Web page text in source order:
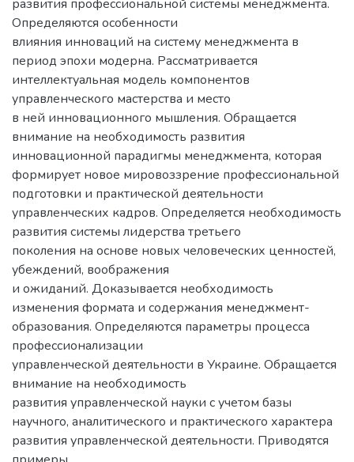
развития профессиональной системы менеджмента.
Определяются особенности
влияния инноваций на систему менеджмента в
период эпохи модерна. Рассматривается
интеллектуальная модель компонентов
управленческого мастерства и место
в ней инновационного мышления. Обращается
внимание на необходимость развития
инновационной парадигмы менеджмента, которая
формирует новое мировоззрение профессиональной
подготовки и практической деятельности
управленческих кадров. Определяется необходимость
развития системы лидерства третьего
поколения на основе новых человеческих ценностей,
убеждений, воображения
и ожиданий. Доказывается необходимость
изменения формата и содержания менеджмент-
образования. Определяются параметры процесса
профессионализации
управленческой деятельности в Украине. Обращается
внимание на необходимость
развития управленческой науки с учетом базы
научного, аналитического и практического характера
развития управленческой деятельности. Приводятся